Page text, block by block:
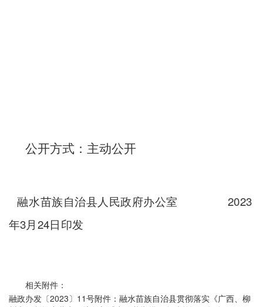
公开方式： 主动公开
融水苗族自治县人民政府办公室 2023
年3月24日印发
相关附件：
融政办发〔2023〕11号附件：融水苗族自治县贯彻落实《广西、柳